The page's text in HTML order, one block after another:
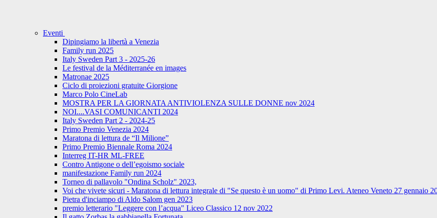
Eventi
Dipingiamo la libertà a Venezia
Family run 2025
Italy Sweden Part 3 - 2025-26
Le festival de la Méditerranée en images
Matronae 2025
Ciclo di proiezioni gratuite Giorgione
Marco Polo CineLab
MOSTRA PER LA GIORNATA ANTIVIOLENZA SULLE DONNE nov 2024
NOI....VASI COMUNICANTI 2024
Italy Sweden Part 2 - 2024-25
Primo Premio Venezia 2024
Maratona di lettura de “Il Milione”
Primo Premio Biennale Roma 2024
Interreg IT-HR ML-FREE
Contro Antigone o dell’egoismo sociale
manifestazione Family run 2024
Torneo di pallavolo "Ondina Scholz" 2023,
Voi che vivete sicuri - Maratona di lettura integrale di "Se questo è un uomo" di Primo Levi. Ateneo Veneto 27 gennaio
Pietra d'inciampo di Aldo Salom gen 2023
premio letterario "Leggere con l’acqua" Liceo Classico 12 nov 2022